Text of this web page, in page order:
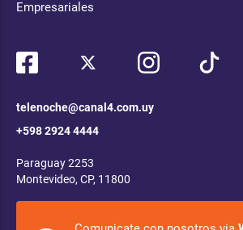
Empresariales
telenoche@canal4.com.uy
+598 2924 4444
Paraguay 2253
Montevideo, CP, 11800